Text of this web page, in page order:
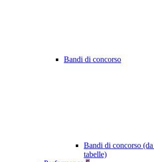
Bandi di concorso
Bandi di concorso
tabelle)